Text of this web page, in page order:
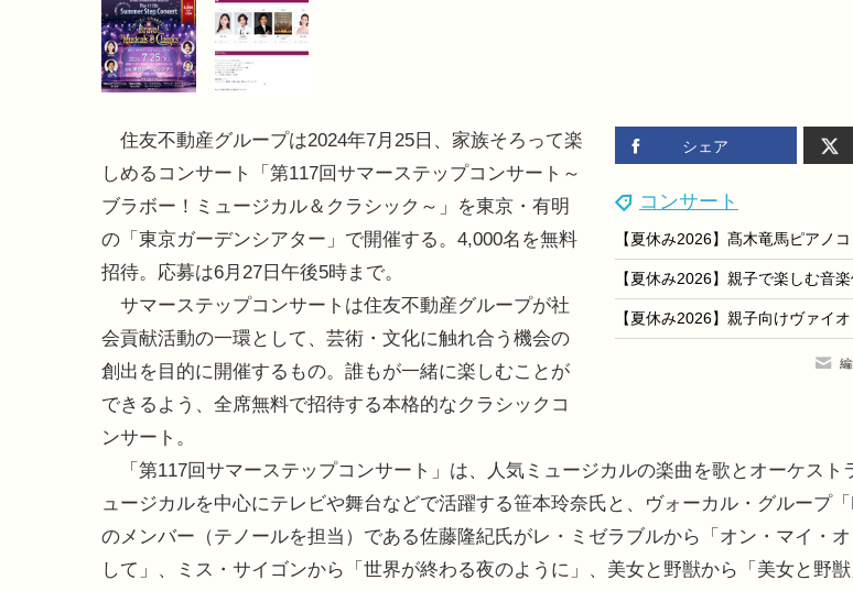
シェア
コンサート
住友不動産グループは2024年7月25日、家族そろって楽
しめるコンサート「第117回サマーステップコンサート～
ブラボー！ミュージカル＆クラシック～」を東京・有明
の「東京ガーデンシアター」で開催する。4,000名を無料
招待。応募は6月27日午後5時まで。
サマーステップコンサートは住友不動産グループが社
会貢献活動の一環として、芸術・文化に触れ合う機会の
創出を目的に開催するもの。誰もが一緒に楽しむことが
できるよう、全席無料で招待する本格的なクラシックコ
ンサート。
「第117回サマーステップコンサート」は、人気ミュージカルの楽曲を歌とオーケスト
ュージカルを中心にテレビや舞台などで活躍する笹本玲奈氏と、ヴォーカル・グループ「
のメンバー（テノールを担当）である佐藤隆紀氏がレ・ミゼラブルから「オン・マイ・
して」、ミス・サイゴンから「世界が終わる夜のように」、美女と野獣から「美女と野